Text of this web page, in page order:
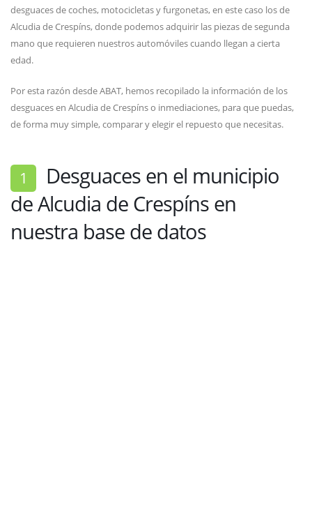
desguaces de coches, motocicletas y furgonetas, en este caso los de
Alcudia de Crespíns, donde podemos adquirir las piezas de segunda
mano que requieren nuestros automóviles cuando llegan a cierta
edad.
Por esta razón desde ABAT, hemos recopilado la información de los
desguaces en Alcudia de Crespíns o inmediaciones, para que puedas,
de forma muy simple, comparar y elegir el repuesto que necesitas.
1 Desguaces en el municipio
de Alcudia de Crespíns en
nuestra base de datos